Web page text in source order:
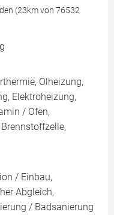
(23km von 76532
Ölheizung,
Elektroheizung,
/ Ofen,
/ Einbau,
Abgleich,
/ Badsanierung